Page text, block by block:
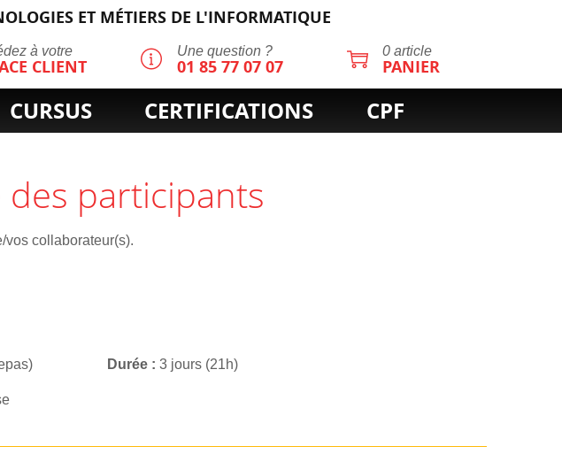
ET MÉTIERS DE L'INFORMATIQUE
à votre
CLIENT
Une question ?
01 85 77 07 07
0 article
PANIER
CURSUS CERTIFICATIONS CPF
des participants
vos collaborateur(s).
Durée 3 jours (21h)